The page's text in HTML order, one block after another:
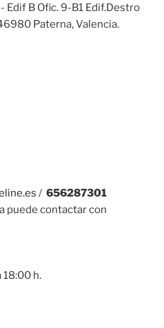
Edif B Ofic. 9-B1 Edif.Destro
Paterna, Valencia.
/ 656287301
puede contactar con
18:00 h.